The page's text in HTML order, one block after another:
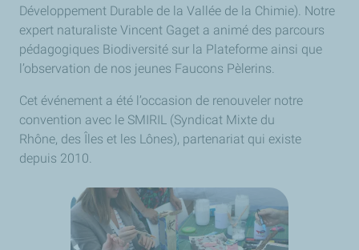
Développement Durable de la Vallée de la Chimie). Notre
expert naturaliste Vincent Gaget a animé des parcours
pédagogiques Biodiversité sur la Plateforme ainsi que
l’observation de nos jeunes Faucons Pèlerins.
Cet événement a été l’occasion de renouveler notre
convention avec le SMIRIL (Syndicat Mixte du
Rhône, des Îles et les Lônes), partenariat qui existe
depuis 2010.